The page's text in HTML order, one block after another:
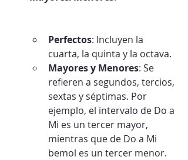
Perfectos: Incluyen la
cuarta, la quinta y la octava.
Mayores y Menores: Se
refieren a segundos, tercios,
sextas y séptimas. Por
ejemplo, el intervalo de Do a
Mi es un tercer mayor,
mientras que de Do a Mi
bemol es un tercer menor.